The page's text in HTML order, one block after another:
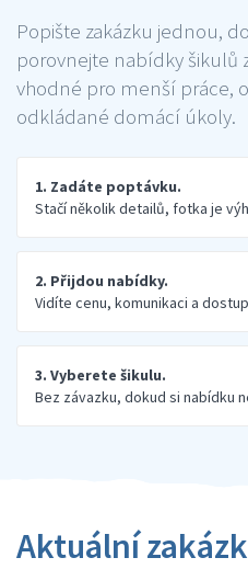
Popište zakázku jednou,
porovnejte nabídky šikulů
vhodné pro menší práce,
odkládané domácí úkoly.
1. Zadáte poptávku.
Stačí několik detailů, fotka je
2. Přijdou nabídky.
Vidíte cenu, komunikaci a
3. Vyberete šikulu.
Bez závazku, dokud si nabídku
Aktuální